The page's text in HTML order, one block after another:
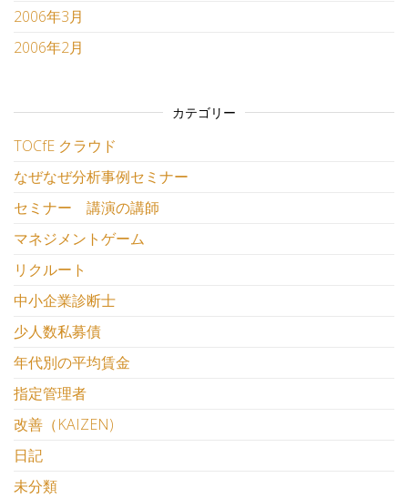
2006年3月
2006年2月
カテゴリー
TOCfE クラウド
なぜなぜ分析事例セミナー
セミナー 講演の講師
マネジメントゲーム
リクルート
中小企業診断士
少人数私募債
年代別の平均賃金
指定管理者
改善（KAIZEN)
日記
未分類